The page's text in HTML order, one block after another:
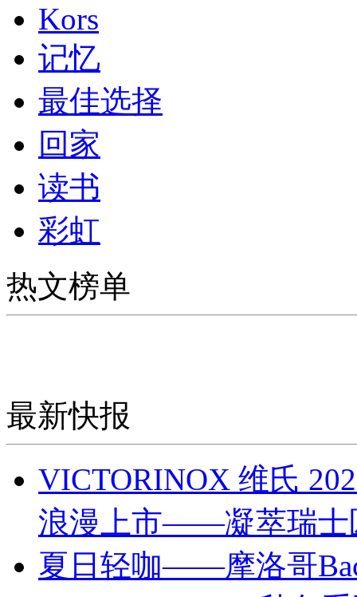
Kors
记忆
最佳选择
回家
读书
彩虹
热文榜单
最新快报
VICTORINOX 维氏
浪漫上市——凝萃瑞士
夏日轻咖——摩洛哥